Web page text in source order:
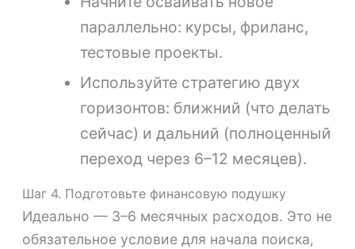
параллельно: курсы, фриланс,
тестовые проекты.
Используйте стратегию двух
горизонтов: ближний (что делать
сейчас) и дальний (полноценный
переход через 6–12 месяцев).
Шаг 4. Подготовьте финансовую подушку
Идеально — 3–6 месячных расходов. Это не
обязательное условие для начала поиска,